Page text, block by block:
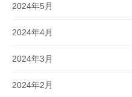
2024年5月
2024年4月
2024年3月
2024年2月